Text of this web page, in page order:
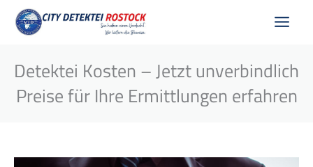
Zum
Inhalt
Detektei Kosten – Jetzt unverbindlich
Preise für Ihre Ermittlungen erfahren